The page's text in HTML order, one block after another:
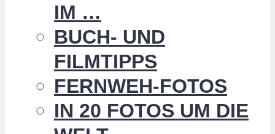
IM …
BUCH- UND
FILMTIPPS
FERNWEH-FOTOS
IN 20 FOTOS UM DIE